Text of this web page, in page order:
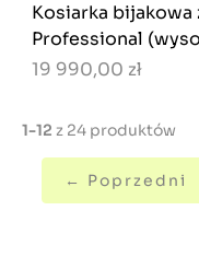
Kosiarka bijakowa
Professional
19 990,00 zł
1-12 z 24 produktów
← Poprzedni